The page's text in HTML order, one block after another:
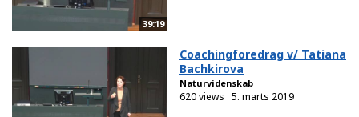
39:19
Coachingforedrag v/ Tatiana
Bachkirova
Naturvidenskab
620 views 5. marts 2019